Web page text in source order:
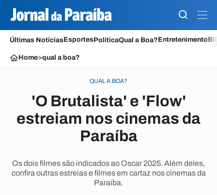
Últimas NotíciasEsportesPolíticaQual a Boa?Entretenimento
Home>qual a boa?
QUAL A BOA?
'O Brutalista' e 'Flow'
estreiam nos cinemas da
Paraíba
Os dois filmes são indicados ao Oscar 2025. Além deles,
confira outras estreias e filmes em cartaz nos cinemas da
Paraíba.